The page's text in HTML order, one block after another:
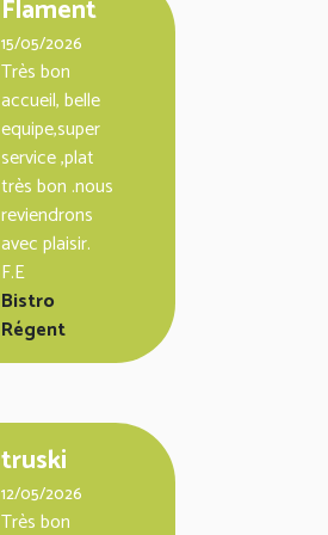
Flament
15/05/2026
Très bon
accueil, belle
equipe,super
service ,plat
très bon .nous
reviendrons
avec plaisir.
F.E
Bistro
Régent
truski
12/05/2026
Très bon